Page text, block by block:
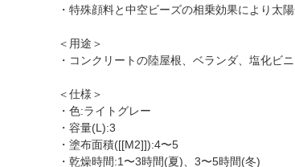
・特殊顔料と中空ビーズの相乗効果により太
＜用途＞
・コンクリートの陸屋根、ベランダ、塩化ビ
＜仕様＞
・色:ライトグレー
・容量(L):3
・塗布面積([[M2]]):4〜5
・乾燥時間:1〜3時間(夏)、3〜5時間(冬)